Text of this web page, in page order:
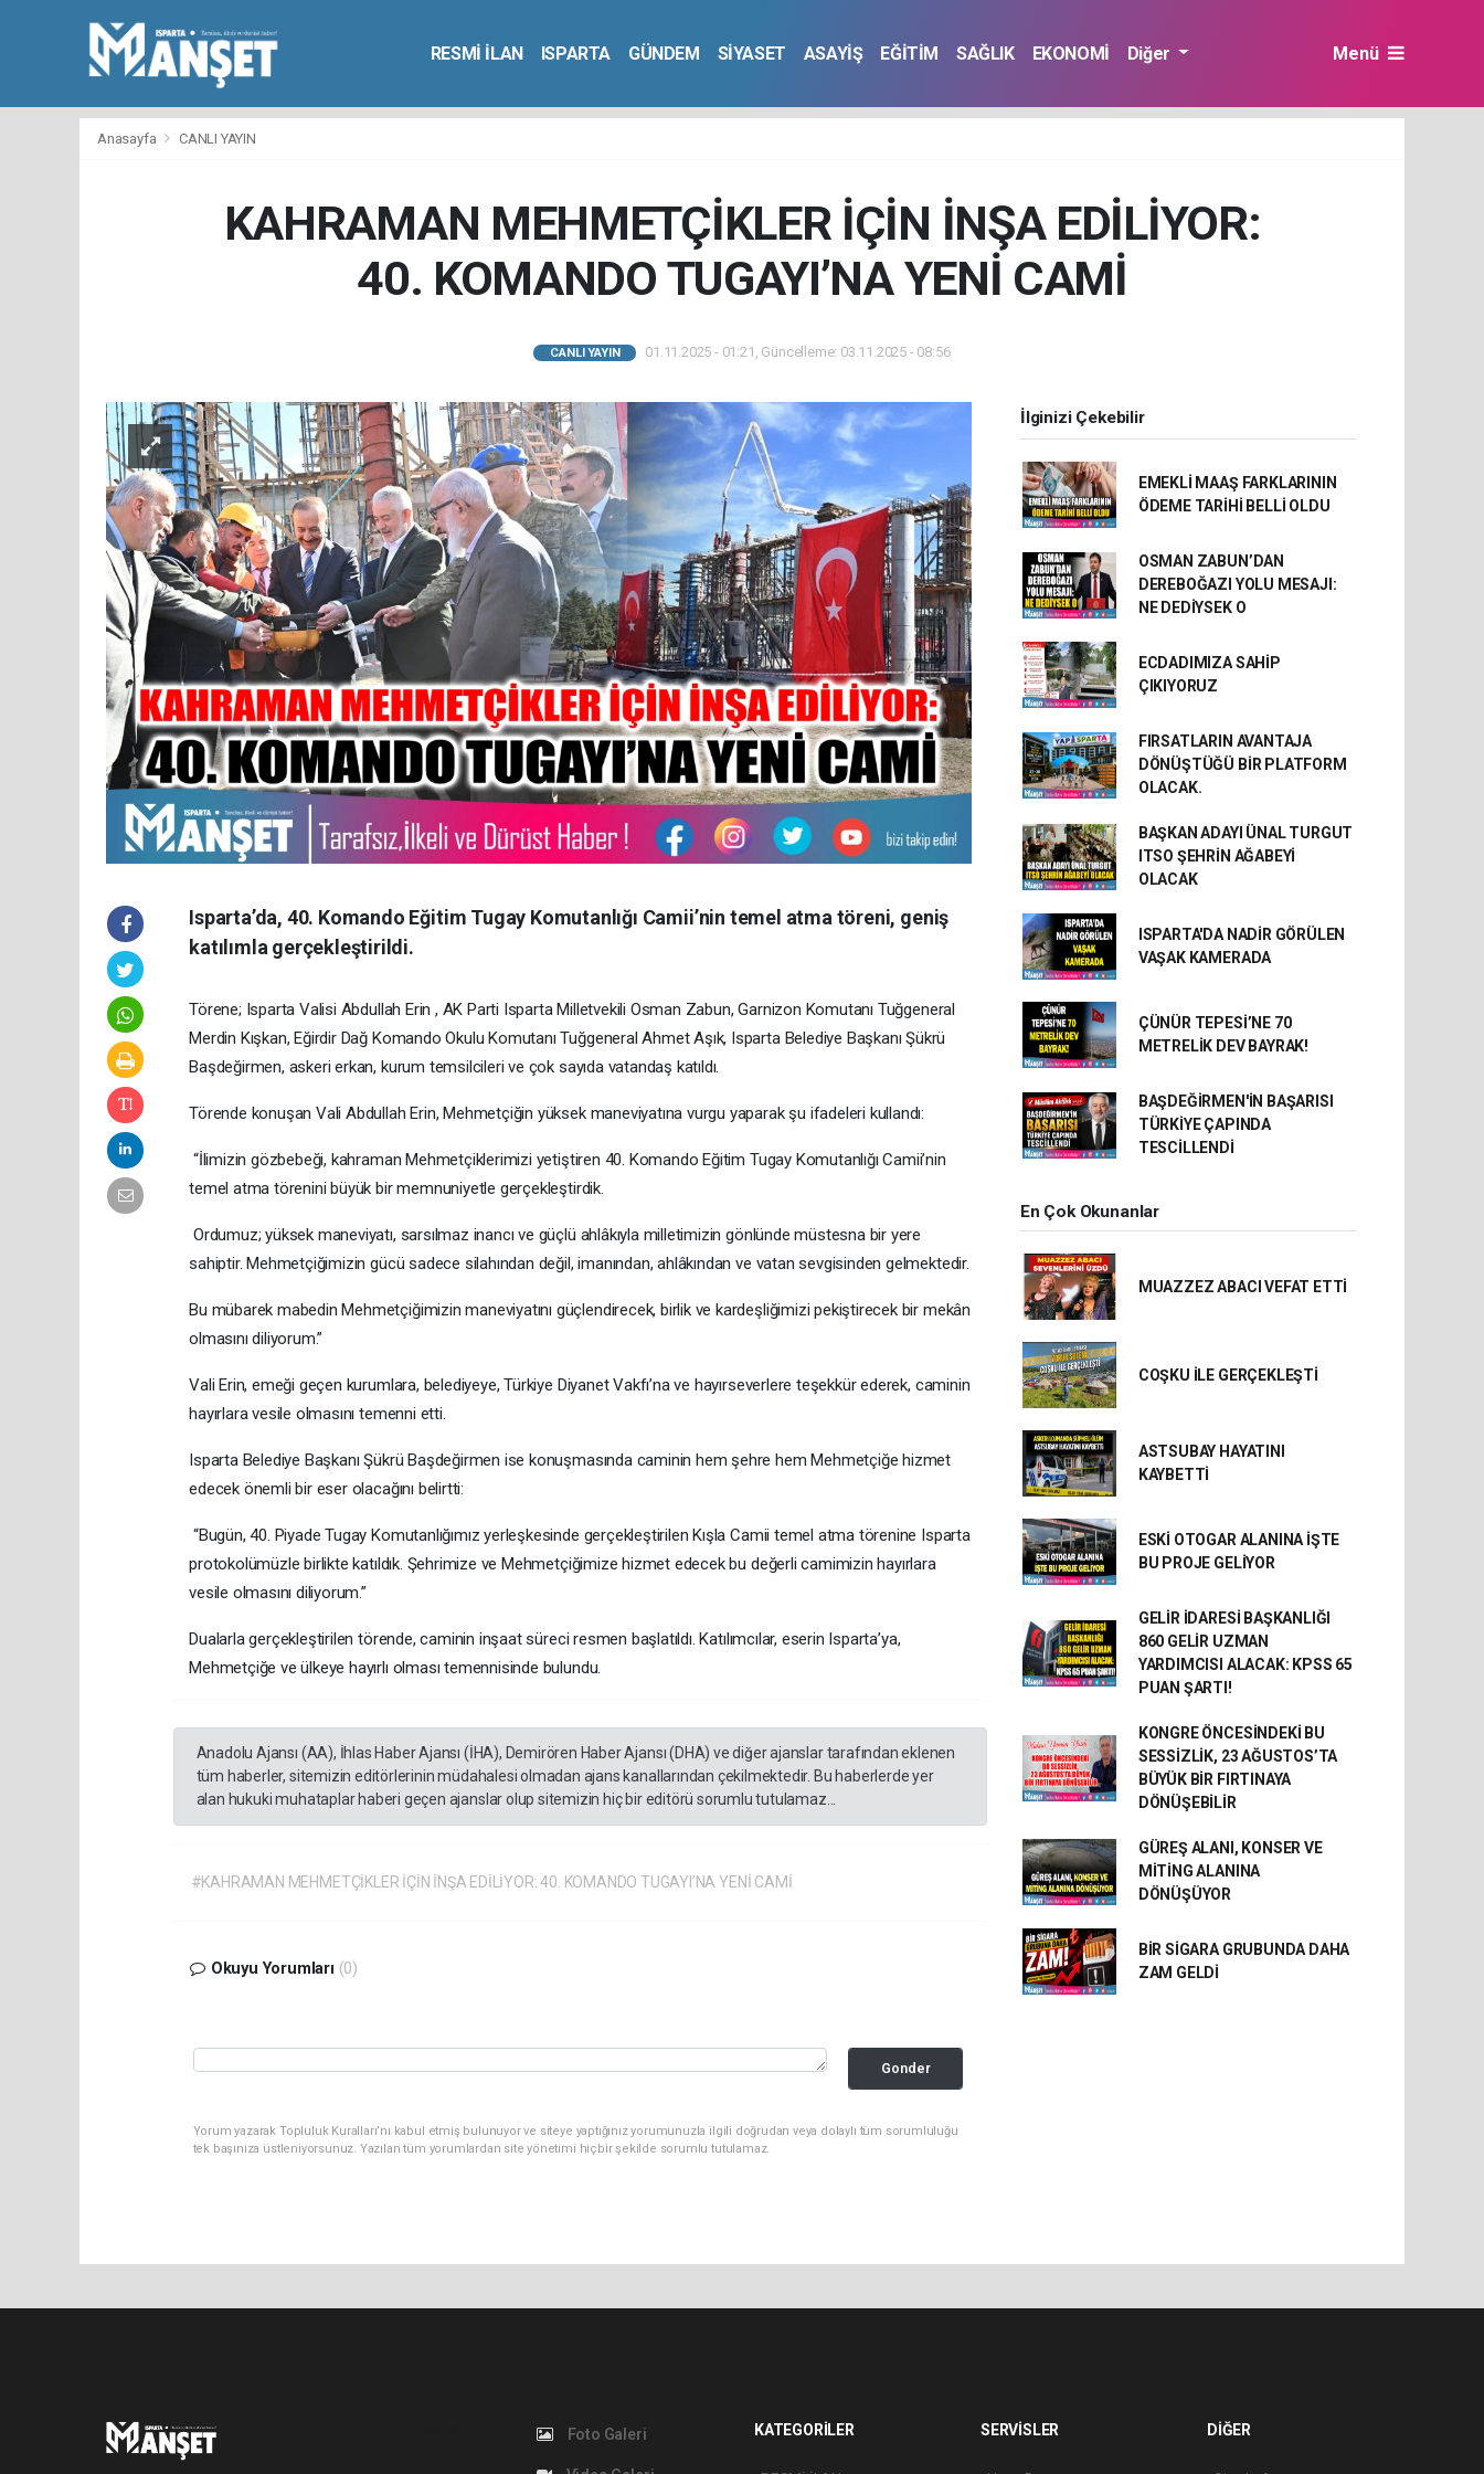
RESMİ İLAN ISPARTA GÜNDEM SİYASET ASAYİŞ EĞİTİM SAĞLIK EKONOMİ Diğer Menü
Anasayfa CANLI YAYIN
KAHRAMAN MEHMETÇİKLER İÇİN İNŞA EDİLİYOR:
40. KOMANDO TUGAYI’NA YENİ CAMİ
CANLI YAYIN 01.11.2025 - 01:21, Güncelleme: 03.11.2025 - 08:56
Isparta’da, 40. Komando Eğitim Tugay Komutanlığı Camii’nin temel atma töreni, geniş
katılımla gerçekleştirildi.
Törene; Isparta Valisi Abdullah Erin , AK Parti Isparta Milletvekili Osman Zabun, Garnizon Komutanı Tuğgeneral
Merdin Kışkan, Eğirdir Dağ Komando Okulu Komutanı Tuğgeneral Ahmet Aşık, Isparta Belediye Başkanı Şükrü
Başdeğirmen, askeri erkan, kurum temsilcileri ve çok sayıda vatandaş katıldı.
Törende konuşan Vali Abdullah Erin, Mehmetçiğin yüksek maneviyatına vurgu yaparak şu ifadeleri kullandı:
“İlimizin gözbebeği, kahraman Mehmetçiklerimizi yetiştiren 40. Komando Eğitim Tugay Komutanlığı Camii’nin
temel atma törenini büyük bir memnuniyetle gerçekleştirdik.
Ordumuz; yüksek maneviyatı, sarsılmaz inancı ve güçlü ahlâkıyla milletimizin gönlünde müstesna bir yere
sahiptir. Mehmetçiğimizin gücü sadece silahından değil, imanından, ahlâkından ve vatan sevgisinden gelmektedir.
Bu mübarek mabedin Mehmetçiğimizin maneviyatını güçlendirecek, birlik ve kardeşliğimizi pekiştirecek bir mekân
olmasını diliyorum.”
Vali Erin, emeği geçen kurumlara, belediyeye, Türkiye Diyanet Vakfı’na ve hayırseverlere teşekkür ederek, caminin
hayırlara vesile olmasını temenni etti.
Isparta Belediye Başkanı Şükrü Başdeğirmen ise konuşmasında caminin hem şehre hem Mehmetçiğe hizmet
edecek önemli bir eser olacağını belirtti:
“Bugün, 40. Piyade Tugay Komutanlığımız yerleşkesinde gerçekleştirilen Kışla Camii temel atma törenine Isparta
protokolümüzle birlikte katıldık. Şehrimize ve Mehmetçiğimize hizmet edecek bu değerli camimizin hayırlara
vesile olmasını diliyorum.”
Dualarla gerçekleştirilen törende, caminin inşaat süreci resmen başlatıldı. Katılımcılar, eserin Isparta’ya,
Mehmetçiğe ve ülkeye hayırlı olması temennisinde bulundu.
Anadolu Ajansı (AA), İhlas Haber Ajansı (İHA), Demirören Haber Ajansı (DHA) ve diğer ajanslar tarafından eklenen
tüm haberler, sitemizin editörlerinin müdahalesi olmadan ajans kanallarından çekilmektedir. Bu haberlerde yer
alan hukuki muhataplar haberi geçen ajanslar olup sitemizin hiç bir editörü sorumlu tutulamaz...
#KAHRAMAN MEHMETÇİKLER İÇİN İNŞA EDİLİYOR: 40. KOMANDO TUGAYI’NA YENİ CAMİ
Okuyu Yorumları (0)
Gonder
Yorum yazarak Topluluk Kuralları’nı kabul etmiş bulunuyor ve siteye yaptığınız yorumunuzla ilgili doğrudan veya dolaylı tüm sorumluluğu
tek başınıza üstleniyorsunuz. Yazılan tüm yorumlardan site yönetimi hiçbir şekilde sorumlu tutulamaz.
İlginizi Çekebilir
EMEKLİ MAAŞ FARKLARININ
ÖDEME TARİHİ BELLİ OLDU
OSMAN ZABUN’DAN
DEREBOĞAZI YOLU MESAJI:
NE DEDİYSEK O
ECDADIMIZA SAHİP
ÇIKIYORUZ
FIRSATLARIN AVANTAJA
DÖNÜŞTÜĞÜ BİR PLATFORM
OLACAK.
BAŞKAN ADAYI ÜNAL TURGUT
ITSO ŞEHRİN AĞABEYİ
OLACAK
ISPARTA'DA NADİR GÖRÜLEN
VAŞAK KAMERADA
ÇÜNÜR TEPESİ’NE 70
METRELİK DEV BAYRAK!
BAŞDEĞİRMEN'İN BAŞARISI
TÜRKİYE ÇAPINDA
TESCİLLENDİ
En Çok Okunanlar
MUAZZEZ ABACI VEFAT ETTİ
COŞKU İLE GERÇEKLEŞTİ
ASTSUBAY HAYATINI
KAYBETTİ
ESKİ OTOGAR ALANINA İŞTE
BU PROJE GELİYOR
GELİR İDARESİ BAŞKANLIĞI
860 GELİR UZMAN
YARDIMCISI ALACAK: KPSS 65
PUAN ŞARTI!
KONGRE ÖNCESİNDEKİ BU
SESSİZLİK, 23 AĞUSTOS’TA
BÜYÜK BİR FIRTINAYA
DÖNÜŞEBİLİR
GÜREŞ ALANI, KONSER VE
MİTİNG ALANINA
DÖNÜŞÜYOR
BİR SİGARA GRUBUNDA DAHA
ZAM GELDİ
Foto Galeri KATEGORİLER SERVİSLER DİĞER